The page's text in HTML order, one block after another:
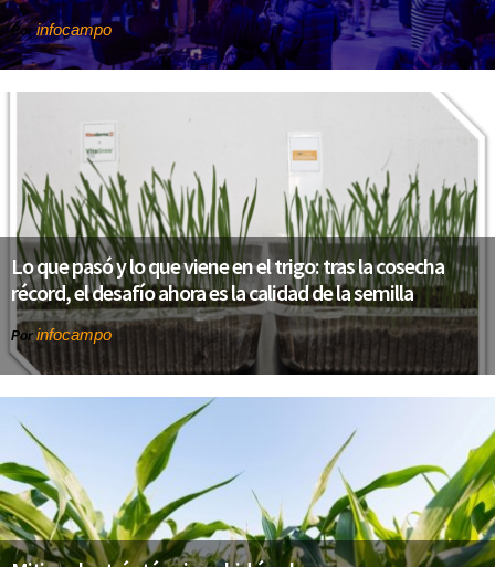
Porinfocampo
Lo que pasó y lo que viene en el trigo: tras la cosecha
récord, el desafío ahora es la calidad de la semilla
Porinfocampo